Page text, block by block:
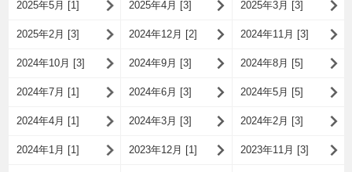
2025年5月 [1] 2025年4月 [3] 2025年3月 [3]
2025年2月 [3] 2024年12月 [2] 2024年11月 [3]
2024年10月 [3] 2024年9月 [3] 2024年8月 [5]
2024年7月 [1] 2024年6月 [3] 2024年5月 [5]
2024年4月 [1] 2024年3月 [3] 2024年2月 [3]
2024年1月 [1] 2023年12月 [1] 2023年11月 [3]